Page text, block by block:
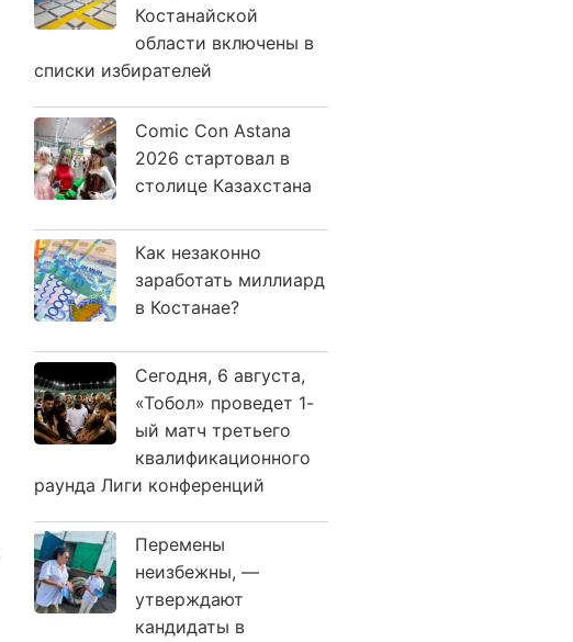
Костанайской
области включены в
списки избирателей
Comic Con Astana
2026 стартовал в
столице Казахстана
Как незаконно
заработать миллиард
в Костанае?
Сегодня, 6 августа,
«Тобол» проведет 1-
ый матч третьего
квалификационного
раунда Лиги конференций
Перемены
неизбежны, —
утверждают
кандидаты в